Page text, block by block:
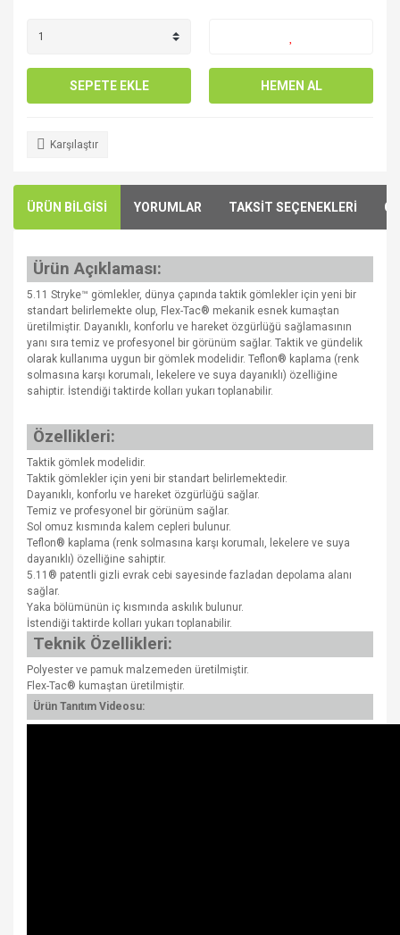
SEPETE EKLE HEMEN AL
Karşılaştır
ÜRÜN BİLGİSİ YORUMLAR TAKSİT SEÇENEKLERİ
Ürün Açıklaması:
5.11 Stryke™ gömlekler, dünya çapında taktik gömlekler için yeni bir
standart belirlemekte olup, Flex-Tac® mekanik esnek kumaştan
üretilmiştir. Dayanıklı, konforlu ve hareket özgürlüğü sağlamasının
yanı sıra temiz ve profesyonel bir görünüm sağlar. Taktik ve gündelik
olarak kullanıma uygun bir gömlek modelidir. Teflon® kaplama (renk
solmasına karşı korumalı, lekelere ve suya dayanıklı) özelliğine
sahiptir. İstendiği taktirde kolları yukarı toplanabilir.
Özellikleri:
Taktik gömlek modelidir.
Taktik gömlekler için yeni bir standart belirlemektedir.
Dayanıklı, konforlu ve hareket özgürlüğü sağlar.
Temiz ve profesyonel bir görünüm sağlar.
Sol omuz kısmında kalem cepleri bulunur.
Teflon® kaplama (renk solmasına karşı korumalı, lekelere ve suya
dayanıklı) özelliğine sahiptir.
5.11® patentli gizli evrak cebi sayesinde fazladan depolama alanı
sağlar.
Yaka bölümünün iç kısmında askılık bulunur.
İstendiği taktirde kolları yukarı toplanabilir.
Teknik Özellikleri:
Polyester ve pamuk malzemeden üretilmiştir.
Flex-Tac® kumaştan üretilmiştir.
Ürün Tanıtım Videosu: